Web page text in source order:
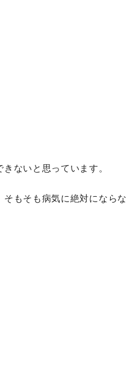
ないと思っています。
もそも病気に絶対にならな